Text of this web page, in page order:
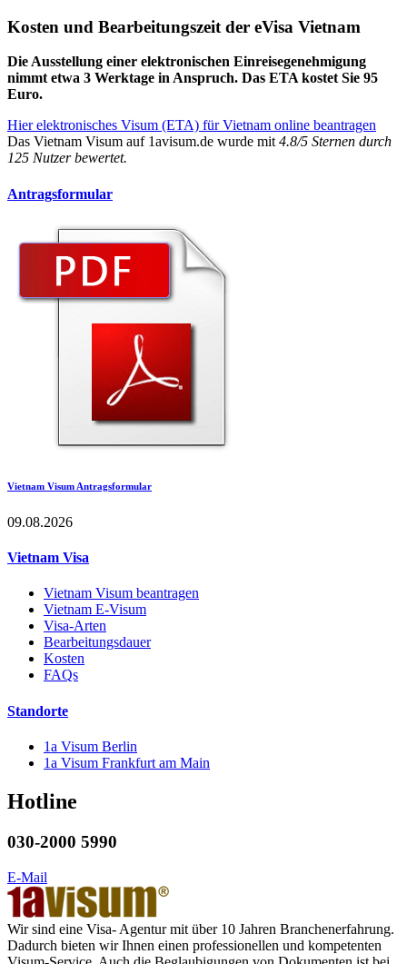
Kosten und Bearbeitungszeit der eVisa Vietnam
Die Ausstellung einer elektronischen Einreisegenehmigung
nimmt etwa 3 Werktage in Anspruch. Das ETA kostet Sie 95
Euro.
Hier elektronisches Visum (ETA) für Vietnam online beantragen
Das Vietnam Visum auf 1avisum.de wurde mit4.8/5 Sternen durch
125 Nutzer bewertet.
Antragsformular
Vietnam Visum Antragsformular
09.08.2026
Vietnam Visa
Vietnam Visum beantragen
Vietnam E-Visum
Visa-Arten
Bearbeitungsdauer
Kosten
FAQs
Standorte
1a Visum Berlin
1a Visum Frankfurt am Main
Hotline
030-2000 5990
E-Mail
Wir sind eine Visa- Agentur mit über 10 Jahren Branchenerfahrung.
Dadurch bieten wir Ihnen einen professionellen und kompetenten